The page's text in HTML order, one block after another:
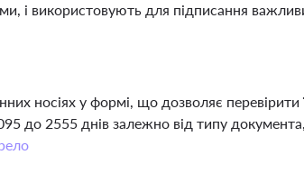
і використовують для підписання
носіях у формі, що дозволяє перевірити
до 2555 днів залежно від типу